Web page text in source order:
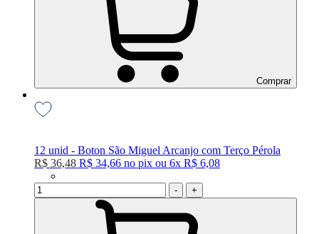
Comprar
12 unid - Boton São Miguel Arcanjo com Terço Pérola
R$ 36,48 R$ 34,66 no pix ou 6x R$ 6,08
- +